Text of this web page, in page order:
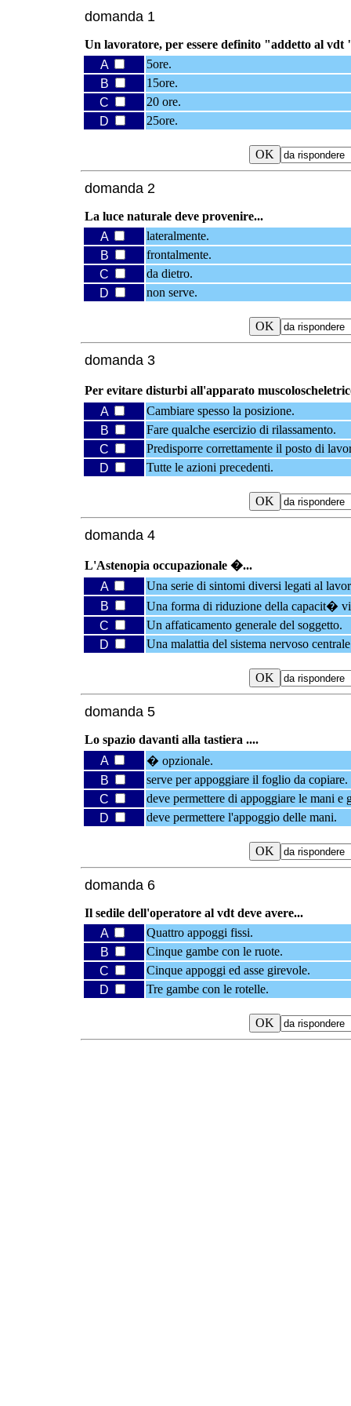
domanda 1
Un lavoratore, per essere definito "addetto al vdt
A
5ore.
B
15ore.
C
20 ore.
D
25ore.
domanda 2
La luce naturale deve provenire...
A
lateralmente.
B
frontalmente.
C
da dietro.
D
non serve.
domanda 3
Per evitare disturbi all'apparato
A
Cambiare spesso la posizione.
B
Fare qualche esercizio di rilassamento.
C
Predisporre correttamente il posto di
D
Tutte le azioni precedenti.
domanda 4
L'Astenopia occupazionale �...
A
Una serie di sintomi diversi legati al
B
Una forma di riduzione della capacit�
C
Un affaticamento generale del soggetto.
D
Una malattia del sistema nervoso
domanda 5
Lo spazio davanti alla tastiera ....
A
� opzionale.
B
serve per appoggiare il foglio da copiare.
C
deve permettere di appoggiare le mani e
D
deve permettere l'appoggio delle mani.
domanda 6
Il sedile dell'operatore al vdt deve avere...
A
Quattro appoggi fissi.
B
Cinque gambe con le ruote.
C
Cinque appoggi ed asse girevole.
D
Tre gambe con le rotelle.